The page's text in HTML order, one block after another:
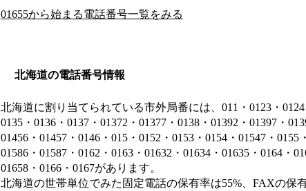
01655から始まる電話番号一覧をみる
北海道の電話番号情報
北海道に割り当てられている市外局番には、011・0123・0124
0135・0136・0137・01372・01377・0138・01392・01397・
01456・01457・0146・015・0152・0153・0154・01547・
01586・01587・0162・0163・01632・01634・01635・0164・
01658・0166・0167があります。
北海道の世帯単位でみた固定電話の保有率は55%、FAXの保